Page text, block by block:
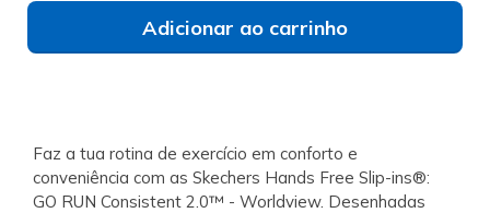
Adicionar ao carrinho
Faz a tua rotina de exercício em conforto e
conveniência com as Skechers Hands Free Slip-ins®:
GO RUN Consistent 2.0™ - Worldview. Desenhadas